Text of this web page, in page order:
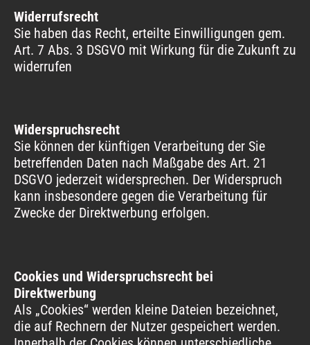
Widerrufsrecht
Sie haben das Recht, erteilte Einwilligungen gem.
Art. 7 Abs. 3 DSGVO mit Wirkung für die Zukunft zu
widerrufen
Widerspruchsrecht
Sie können der künftigen Verarbeitung der Sie
betreffenden Daten nach Maßgabe des Art. 21
DSGVO jederzeit widersprechen. Der Widerspruch
kann insbesondere gegen die Verarbeitung für
Zwecke der Direktwerbung erfolgen.
Cookies und Widerspruchsrecht bei
Direktwerbung
Als „Cookies“ werden kleine Dateien bezeichnet,
die auf Rechnern der Nutzer gespeichert werden.